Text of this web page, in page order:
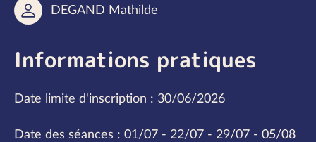
DEGAND Mathilde
Informations pratiques
Date limite d'inscription : 30/06/2026
Date des séances : 01/07 - 22/07 - 29/07 - 05/08